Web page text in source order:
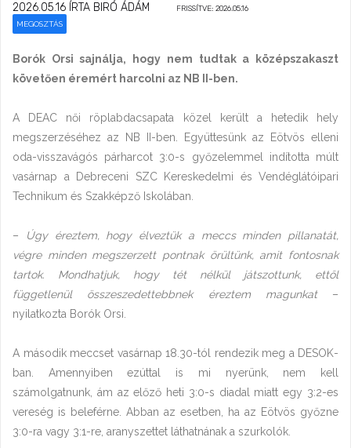
2026.05.16 ÍRTA BIRÓ ÁDÁM FRISSÍTVE: 2026.05.16
MEGOSZTÁS
Borók Orsi sajnálja, hogy nem tudtak a középszakaszt
követően éremért harcolni az NB II-ben.
A DEAC női röplabdacsapata közel került a hetedik hely
megszerzéséhez az NB II-ben. Együttesünk az Eötvös elleni
oda-visszavágós párharcot 3:0-s győzelemmel indította múlt
vasárnap a Debreceni SZC Kereskedelmi és Vendéglátóipari
Technikum és Szakképző Iskolában.
– Úgy éreztem, hogy élveztük a meccs minden pillanatát,
végre minden megszerzett pontnak örültünk, amit fontosnak
tartok. Mondhatjuk, hogy tét nélkül játszottunk, ettől
függetlenül összeszedettebbnek éreztem magunkat–
nyilatkozta Borók Orsi.
A második meccset vasárnap 18.30-tól rendezik meg a DESOK-
ban. Amennyiben ezúttal is mi nyerünk, nem kell
számolgatnunk, ám az előző heti 3:0-s diadal miatt egy 3:2-es
vereség is beleférne. Abban az esetben, ha az Eötvös győzne
3:0-ra vagy 3:1-re, aranyszettet láthatnának a szurkolók.